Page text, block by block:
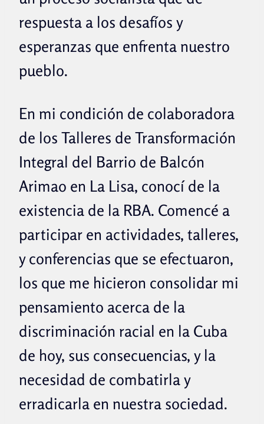
respuesta a los desafíos y
esperanzas que enfrenta nuestro
pueblo.
En mi condición de colaboradora
de los Talleres de Transformación
Integral del Barrio de Balcón
Arimao en La Lisa, conocí de la
existencia de la RBA. Comencé a
participar en actividades, talleres,
y conferencias que se efectuaron,
los que me hicieron consolidar mi
pensamiento acerca de la
discriminación racial en la Cuba
de hoy, sus consecuencias, y la
necesidad de combatirla y
erradicarla en nuestra sociedad.